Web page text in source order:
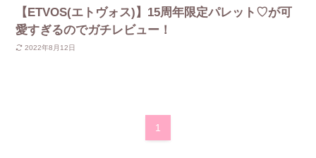
【ETVOS(エトヴォス)】15周年限定パレット♡が可
愛すぎるのでガチレビュー！
2022年8月12日
1